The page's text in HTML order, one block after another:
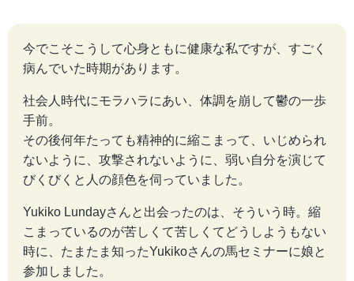
今でこそこうして心身ともに健康な私ですが、すごく
病んでいた時期があります。
社会人時代にモラハラにあい、体調を崩して鬱の一歩
手前。
その後何年たっても精神的に縮こまって、いじめられ
ないように、攻撃されないように、弱い自分を演じて
びくびくと人の顔色を伺っていました。
Yukiko Lundayさんと出会ったのは、そういう時。縮
こまっているのが苦しくて苦しくてどうしようもない
時に、たまたま知ったYukikoさんの馬セミナーに娘と
参加しました。